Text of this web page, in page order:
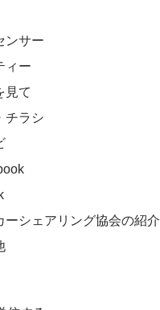
ンサー
ィー
見て
チラシ
ーシェアリング協会の紹介